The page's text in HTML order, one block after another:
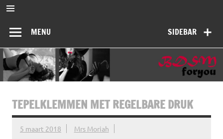
Ga
naar
inhoud
BDSMforyou
SIDEBAR
MENU
TEPELKLEMMEN MET REGELBARE DRUK
5 maart 2018 Mrs Moriah